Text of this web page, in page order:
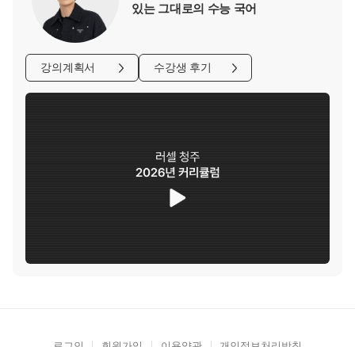
있는 그대로의 수능 국어
강의계획서 수강생 후기